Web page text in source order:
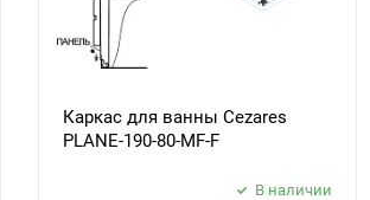
Каркас для ванны Cezares
PLANE-190-80-MF-F
В наличии